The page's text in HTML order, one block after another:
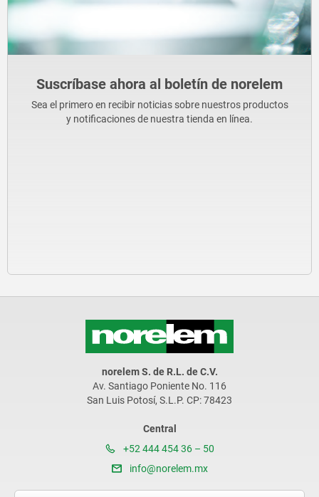
Suscríbase ahora al boletín de norelem
Sea el primero en recibir noticias sobre nuestros productos
y notificaciones de nuestra tienda en línea.
norelem S. de R.L. de C.V.
Av. Santiago Poniente No. 116
San Luis Potosí, S.L.P. CP: 78423
Central
+52 444 454 36 – 50
info@norelem.mx